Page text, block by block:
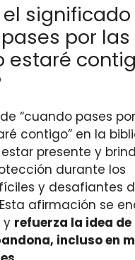
por las
estaré
de “cuando pases
contigo” en la
presente y
durante los
y desafiantes
afirmación se
y refuerza la idea de
incluso en